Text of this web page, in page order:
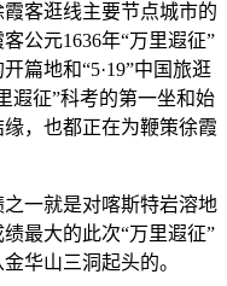
客逛线主要节点城市的
公元1636年“万里遐征”
篇地和“5·19”中国旅逛
遐征”科考的第一坐和始
，也都正在为鞭策徐霞
一就是对喀斯特岩溶地
最大的此次“万里遐征”
华山三洞起头的。